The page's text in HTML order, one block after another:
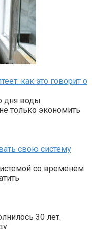
как это говорит о
дня воды
только экономить
свою систему
со временем
30 лет.